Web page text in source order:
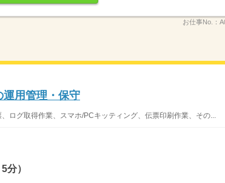
お仕事No.：
運用管理・保守
ログ取得作業、スマホ/PCキッティング、伝票印刷作業、その...
分）